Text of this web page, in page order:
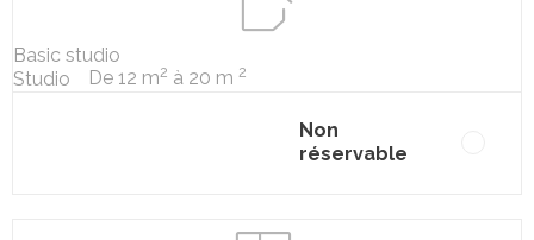
Basic studio
Studio
De 12 m2 à 20 m 2
Non
réservable